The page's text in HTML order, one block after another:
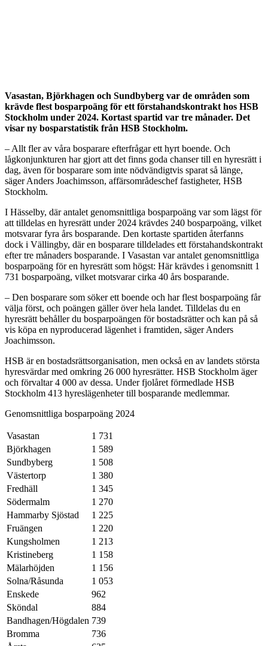
Vasastan, Björkhagen och Sundbyberg var de områden som
krävde flest bosparpoäng för ett förstahandskontrakt hos HSB
Stockholm under 2024. Kortast spartid var tre månader. Det
visar ny bosparstatistik från HSB Stockholm.
– Allt fler av våra bosparare efterfrågar ett hyrt boende. Och
lågkonjunkturen har gjort att det finns goda chanser till en hyresrätt i
dag, även för bosparare som inte nödvändigtvis sparat så länge,
säger Anders Joachimsson, affärsområdeschef fastigheter, HSB
Stockholm.
I Hässelby, där antalet genomsnittliga bosparpoäng var som lägst för
att tilldelas en hyresrätt under 2024 krävdes 240 bosparpoäng, vilket
motsvarar fyra års bosparande. Den kortaste spartiden återfanns
dock i Vällingby, där en bosparare tilldelades ett förstahandskontrakt
efter tre månaders bosparande. I Vasastan var antalet genomsnittliga
bosparpoäng för en hyresrätt som högst: Här krävdes i genomsnitt 1
731 bosparpoäng, vilket motsvarar cirka 40 års bosparande.
– Den bosparare som söker ett boende och har flest bosparpoäng får
välja först, och poängen gäller över hela landet. Tilldelas du en
hyresrätt behåller du bosparpoängen för bostadsrätter och kan på så
vis köpa en nyproducerad lägenhet i framtiden, säger Anders
Joachimsson.
HSB är en bostadsrättsorganisation, men också en av landets största
hyresvärdar med omkring 26 000 hyresrätter. HSB Stockholm äger
och förvaltar 4 000 av dessa. Under fjolåret förmedlade HSB
Stockholm 413 hyreslägenheter till bosparande medlemmar.
Genomsnittliga bosparpoäng 2024
Vasastan
1 731
Björkhagen
1 589
Sundbyberg
1 508
Västertorp
1 380
Fredhäll
1 345
Södermalm
1 270
Hammarby Sjöstad
1 225
Fruängen
1 220
Kungsholmen
1 213
Kristineberg
1 158
Mälarhöjden
1 156
Solna/Råsunda
1 053
Enskede
962
Sköndal
884
Bandhagen/Högdalen 739
Bromma
736